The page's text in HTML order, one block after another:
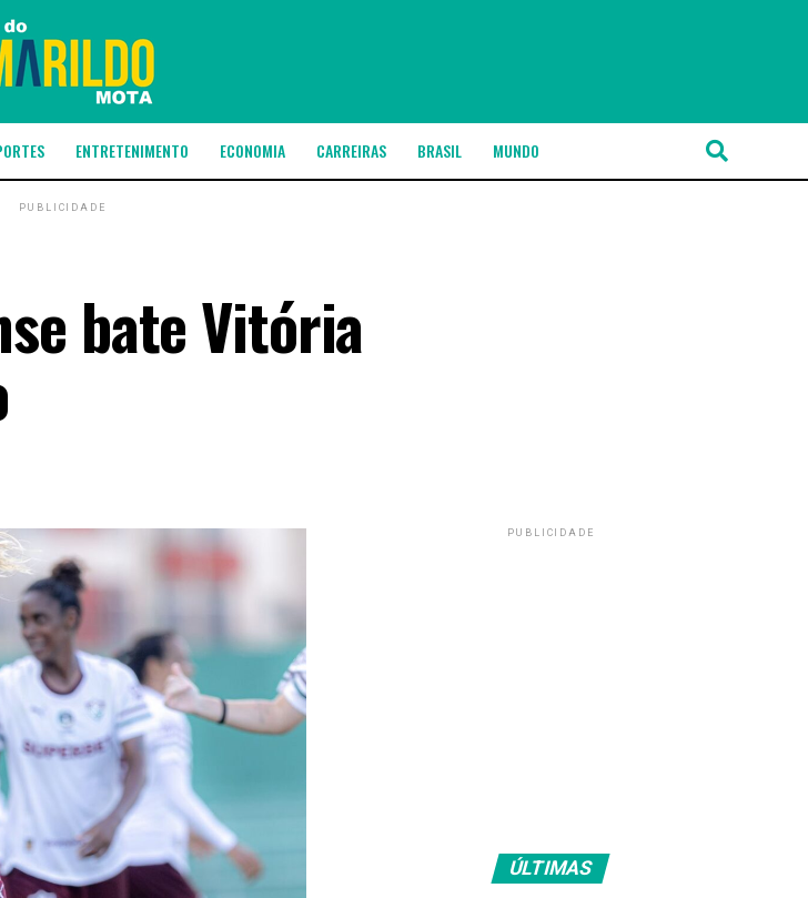
ENTRETENIMENTO ECONOMIA CARREIRAS BRASIL MUNDO
PUBLICIDADE
bate Vitória
PUBLICIDADE
ÚLTIMAS